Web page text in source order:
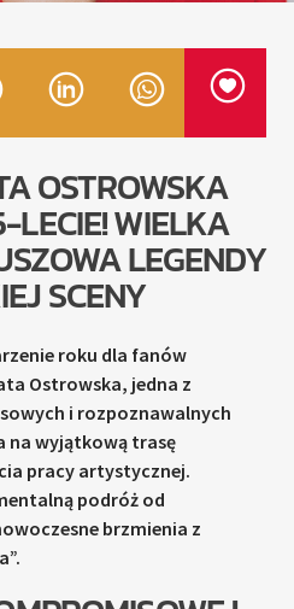
MUZY
OSTROWSKA
LECIE! WIELKA
LEGENDY
SCENY
roku dla fanów
Ostrowska, jedna z
i rozpoznawalnych
na wyjątkową trasę
pracy artystycznej.
podróż od
brzmienia z